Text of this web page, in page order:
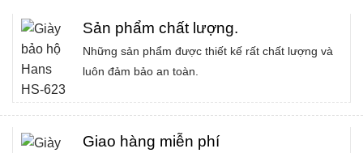
Sản phẩm chất lượng.
Những sản phẩm được thiết kế rất chất lượng và
luôn đảm bảo an toàn.
Giao hàng miễn phí